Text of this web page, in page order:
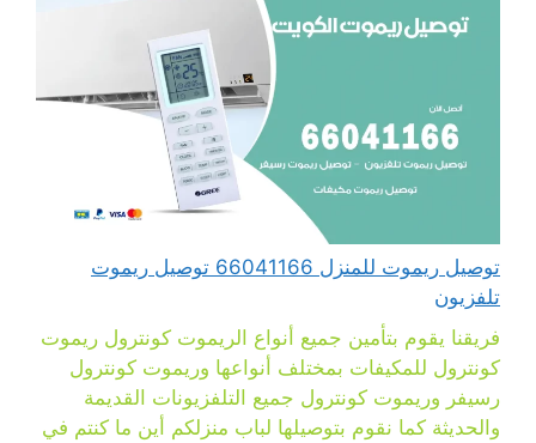
توصيل ريموت للمنزل 66041166 توصيل ريموت
تلفزيون
فريقنا يقوم بتأمين جميع أنواع الريموت كونترول ريموت
كونترول للمكيفات بمختلف أنواعها وريموت كونترول
رسيفر وريموت كونترول جميع التلفزيونات القديمة
والحديثة كما نقوم بتوصيلها لباب منزلكم أين ما كنتم في